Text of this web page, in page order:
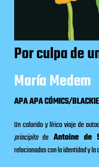
Por culpa de
María Medem
APA APA CÓMICS/
Un colorido y lírico viaje de
principitode Antoine de
relacionadas con la identidad y